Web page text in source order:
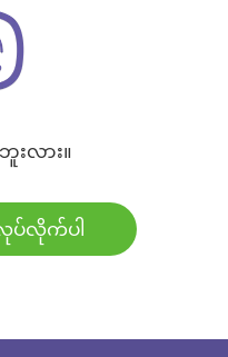
းလား။
ပ်လိုက်ပါ